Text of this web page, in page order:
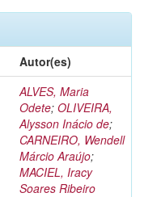
Autor(es)
ALVES, Maria
Odete; OLIVEIRA,
Alysson Inácio de;
CARNEIRO, Wendell
Márcio Araújo;
MACIEL, Iracy
Soares Ribeiro